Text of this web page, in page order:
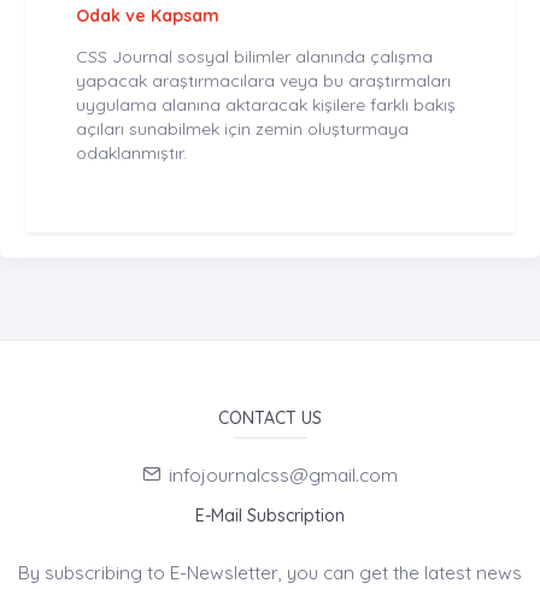
Odak ve Kapsam
CSS Journal sosyal bilimler alanında çalışma
yapacak araştırmacılara veya bu araştırmaları
uygulama alanına aktaracak kişilere farklı bakış
açıları sunabilmek için zemin oluşturmaya
odaklanmıştır.
CONTACT US
infojournalcss@gmail.com
E-Mail Subscription
By subscribing to E-Newsletter, you can get the latest news